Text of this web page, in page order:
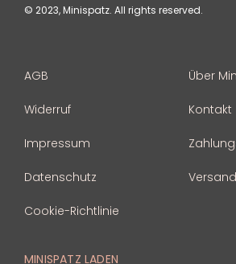
© 2023, Minispatz. All rights reserved.
AGB
Widerruf
Impressum
Datenschutz
Cookie-Richtlinie
Über
Kontakt
MINISPATZ LADEN